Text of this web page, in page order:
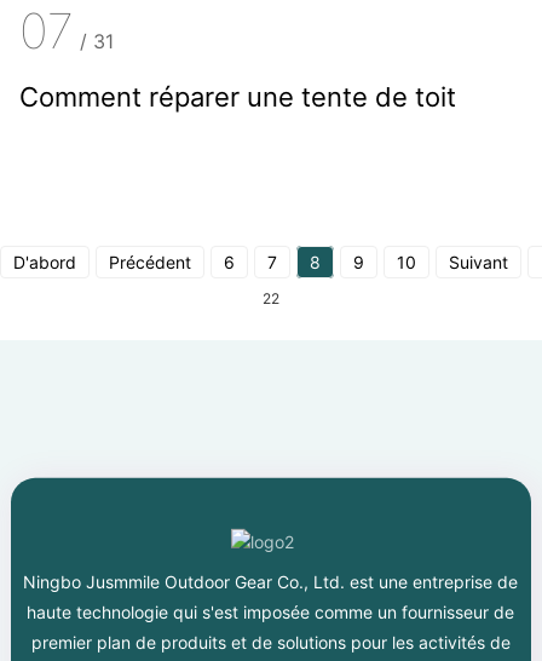
07 / 31
Comment réparer une tente de toit
D'abord Précédent 6 7 8 9 10 Suivant
22
Ningbo Jusmmile Outdoor Gear Co., Ltd. est une entreprise de
haute technologie qui s'est imposée comme un fournisseur de
premier plan de produits et de solutions pour les activités de